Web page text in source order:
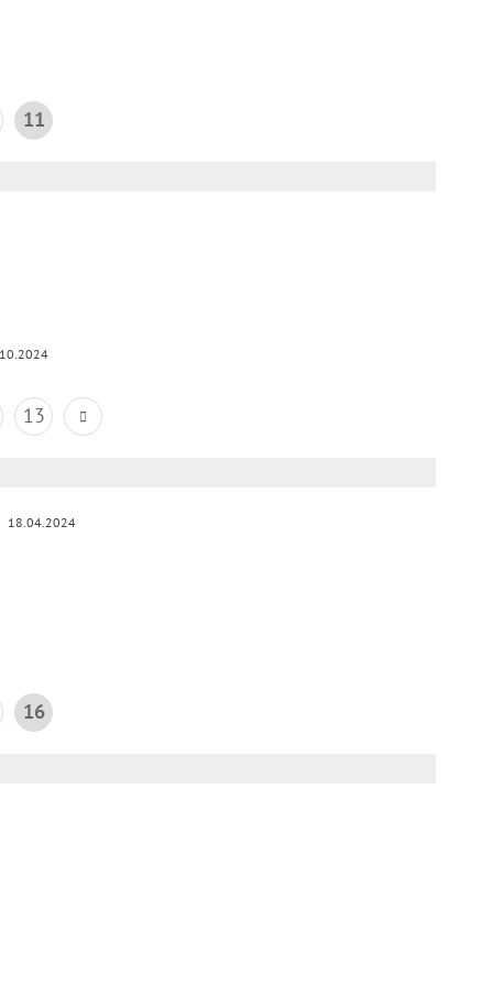
11
13
18.04.2024
16